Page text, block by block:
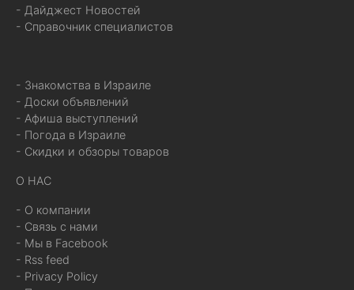
- Дайджест Новостей
- Справочник специалистов
- Знакомства в Израиле
- Доски объявлений
- Афиша выступлений
- Погода в Израиле
- Скидки и обзоры товаров
О НАС
- О компании
- Связь с нами
- Мы в Facebook
- Rss feed
- Privacy Policy